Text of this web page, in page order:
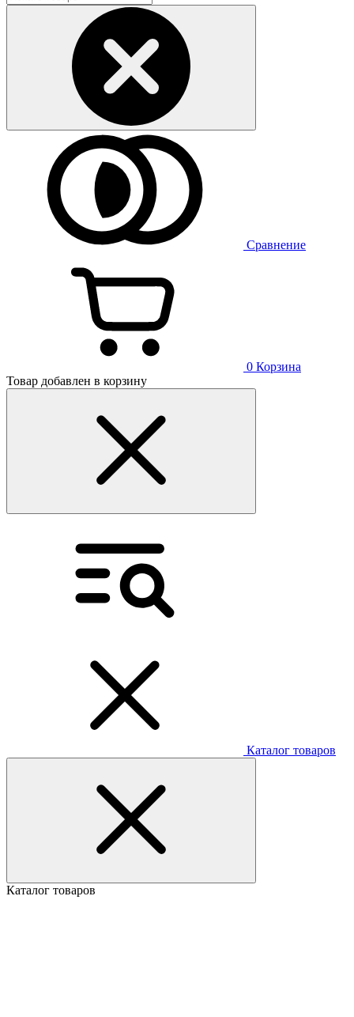
Сравнение
0 Корзина
Товар добавлен в корзину
Каталог товаров
Каталог товаров